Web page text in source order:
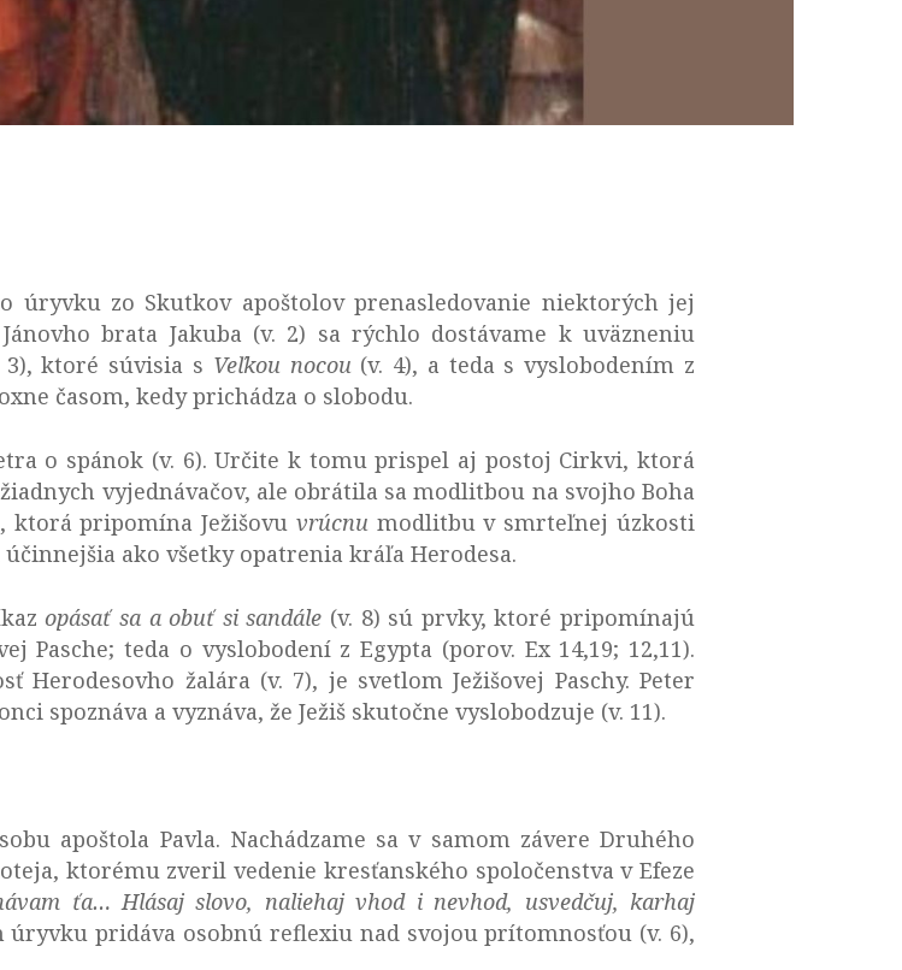
úryvku zo Skutkov apoštolov prenasledovanie niektorých jej
brata Jakuba (v. 2) sa rýchlo dostávame k uväzneniu
3), ktoré súvisia s Veľkou nocou (v. 4), a teda s vyslobodením z
časom, kedy prichádza o slobodu.
o spánok (v. 6). Určite k tomu prispel aj postoj Cirkvi, ktorá
vyjednávačov, ale obrátila sa modlitbou na svojho Boha
ktorá pripomína Ježišovu vrúcnu modlitbu v smrteľnej úzkosti
ako všetky opatrenia kráľa Herodesa.
opásať sa a obuť si sandále (v. 8) sú prvky, ktoré pripomínajú
Pasche; teda o vyslobodení z Egypta (porov. Ex 14,19; 12,11).
žalára (v. 7), je svetlom Ježišovej Paschy. Peter
spoznáva a vyznáva, že Ježiš skutočne vyslobodzuje (v. 11).
apoštola Pavla. Nachádzame sa v samom závere Druhého
ktorému zveril vedenie kresťanského spoločenstva v Efeze
ťa… Hlásaj slovo, naliehaj vhod i nevhod, usvedčuj, karhaj
úryvku pridáva osobnú reflexiu nad svojou prítomnosťou (v. 6),